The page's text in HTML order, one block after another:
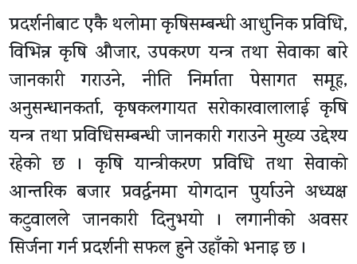
प्रदर्शनीबाट एकै थलोमा कृषिसम्बन्धी आधुनिक प्रविधि,
विभिन्न कृषि औजार, उपकरण यन्त्र तथा सेवाका बारे
जानकारी गराउने, नीति निर्माता पेसागत समूह,
अनुसन्धानकर्ता, कृषकलगायत सरोकारवालालाई कृषि
यन्त्र तथा प्रविधिसम्बन्धी जानकारी गराउने मुख्य उद्देश्य
रहेको छ । कृषि यान्त्रीकरण प्रविधि तथा सेवाको
आन्तरिक बजार प्रवर्द्धनमा योगदान पुर्याउने अध्यक्ष
कटुवालले जानकारी दिनुभयो । लगानीको अवसर
सिर्जना गर्न प्रदर्शनी सफल हुने उहाँको भनाइ छ ।